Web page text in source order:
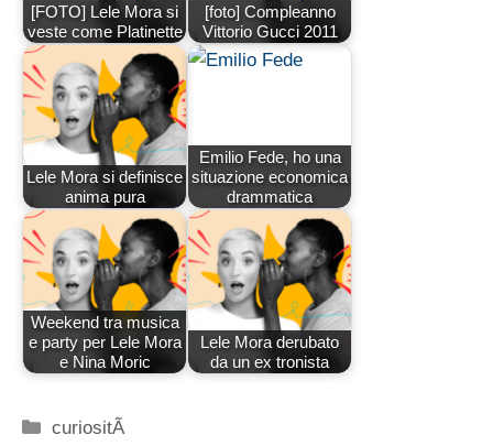
[FOTO] Lele Mora si
veste come Platinette
[foto] Compleanno
Vittorio Gucci 2011
Lele Mora si definisce
anima pura
Emilio Fede, ho una
situazione economica
drammatica
Weekend tra musica
e party per Lele Mora
e Nina Moric
Lele Mora derubato
da un ex tronista
Categorie
curiositÃ